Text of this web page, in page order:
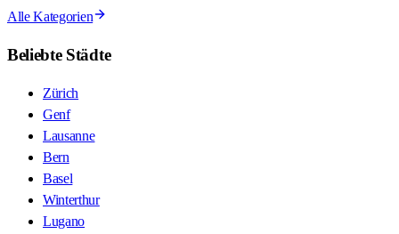
Alle Kategorien
Beliebte Städte
Zürich
Genf
Lausanne
Bern
Basel
Winterthur
Lugano